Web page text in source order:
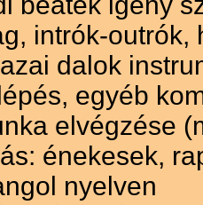
intrók-outrók,
dalok
egyéb
elvégzése
énekesek,
nyelven